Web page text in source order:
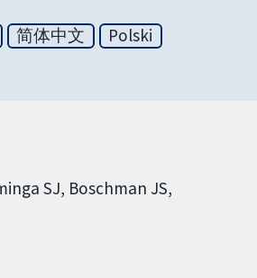
简体中文
Polski
SJ Boschman JS